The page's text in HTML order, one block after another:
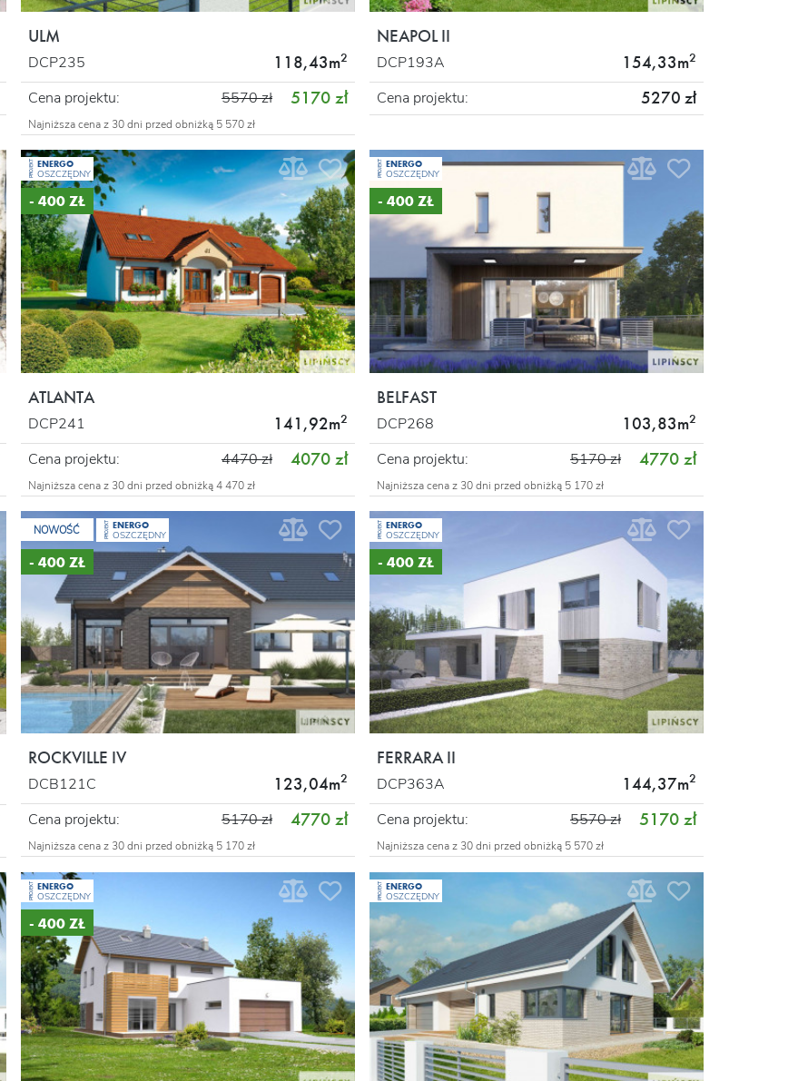
ULM
DCP235 118,43m2
Cena projektu: 5170 zł
5570 zł
Najniższa cena z 30 dni przed obniżką 5 570 zł
NEAPOL II
DCP193A 154,33m2
Cena projektu: 5270 zł
PROJEKT ENERGO
OSZCZĘDNY
- 400 ZŁ
ATLANTA
DCP241 141,92m2
Cena projektu: 4070 zł
4470 zł
Najniższa cena z 30 dni przed obniżką 4 470 zł
PROJEKT ENERGO
OSZCZĘDNY
- 400 ZŁ
BELFAST
DCP268 103,83m2
Cena projektu: 4770 zł
5170 zł
Najniższa cena z 30 dni przed obniżką 5 170 zł
NOWOŚĆ PROJEKT ENERGO
OSZCZĘDNY
- 400 ZŁ
ROCKVILLE IV
DCB121C 123,04m2
Cena projektu: 4770 zł
5170 zł
Najniższa cena z 30 dni przed obniżką 5 170 zł
PROJEKT ENERGO
OSZCZĘDNY
- 400 ZŁ
FERRARA II
DCP363A 144,37m2
Cena projektu: 5170 zł
5570 zł
Najniższa cena z 30 dni przed obniżką 5 570 zł
PROJEKT ENERGO
OSZCZĘDNY
- 400 ZŁ
PROJEKT ENERGO
OSZCZĘDNY